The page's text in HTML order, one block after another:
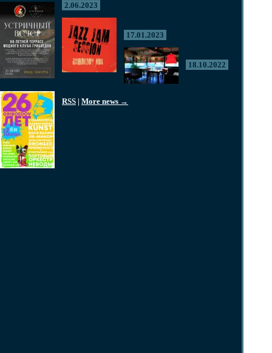
2.06.2023
17.01.2023
18.10.2022
RSS | More news →